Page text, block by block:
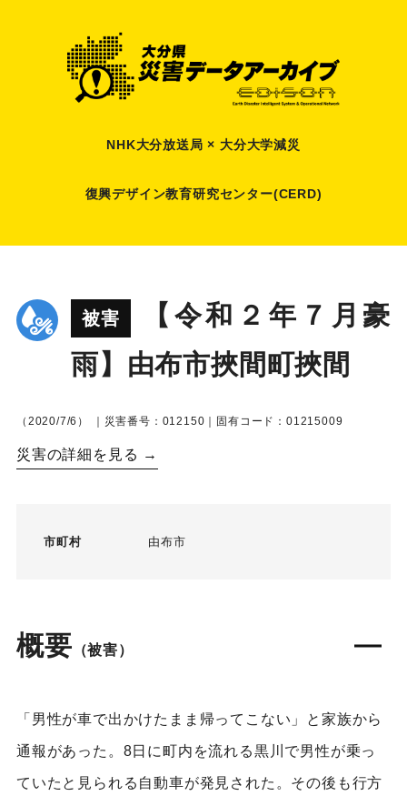
NHK大分放送局 × 大分大学減災
復興デザイン教育研究センター(CERD)
被害
【令和２年７月豪
雨】由布市挾間町挾間
（2020/7/6） ｜災害番号：012150｜固有コード：01215009
災害の詳細を見る →
市町村 由布市
概要 （被害）
「男性が車で出かけたまま帰ってこない」と家族から
通報があった。8日に町内を流れる黒川で男性が乗っ
ていたと見られる自動車が発見された。その後も行方